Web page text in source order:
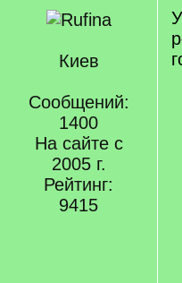
Киев
Сообщений:
1400
На сайте с
2005 г.
Рейтинг:
9415